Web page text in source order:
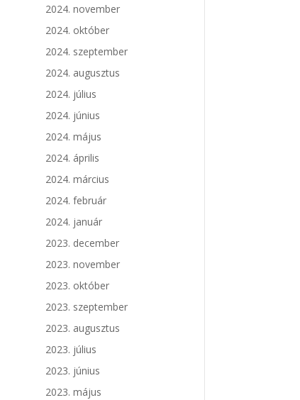
2024. november
2024. október
2024. szeptember
2024. augusztus
2024. július
2024. június
2024. május
2024. április
2024. március
2024. február
2024. január
2023. december
2023. november
2023. október
2023. szeptember
2023. augusztus
2023. július
2023. június
2023. május